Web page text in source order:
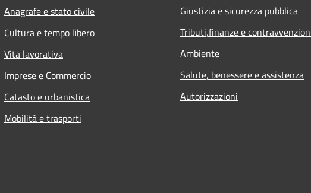
Anagrafe e stato civile
Cultura e tempo libero
Vita lavorativa
Imprese e Commercio
Catasto e urbanistica
Mobilità e trasporti
Giustizia e sicurezza pubblica
Tributi,finanze e
Ambiente
Salute, benessere e assistenza
Autorizzazioni